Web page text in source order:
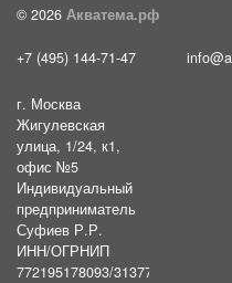
© 2026 Акватема.рф
+7 (495) 144-71-47
г. Москва
Жигулевская
улица, 1/24, к1,
офис №5
Индивидуальный
предприниматель
Суфиев Р.Р.
ИНН/ОГРНИП
772195178093/31377461610054